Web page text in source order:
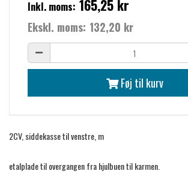
Inkl. moms: 165,25 kr
Ekskl. moms: 132,20 kr
Føj til kurv
2CV, siddekasse til venstre, m
etalplade til overgangen fra hjulbuen til karmen.